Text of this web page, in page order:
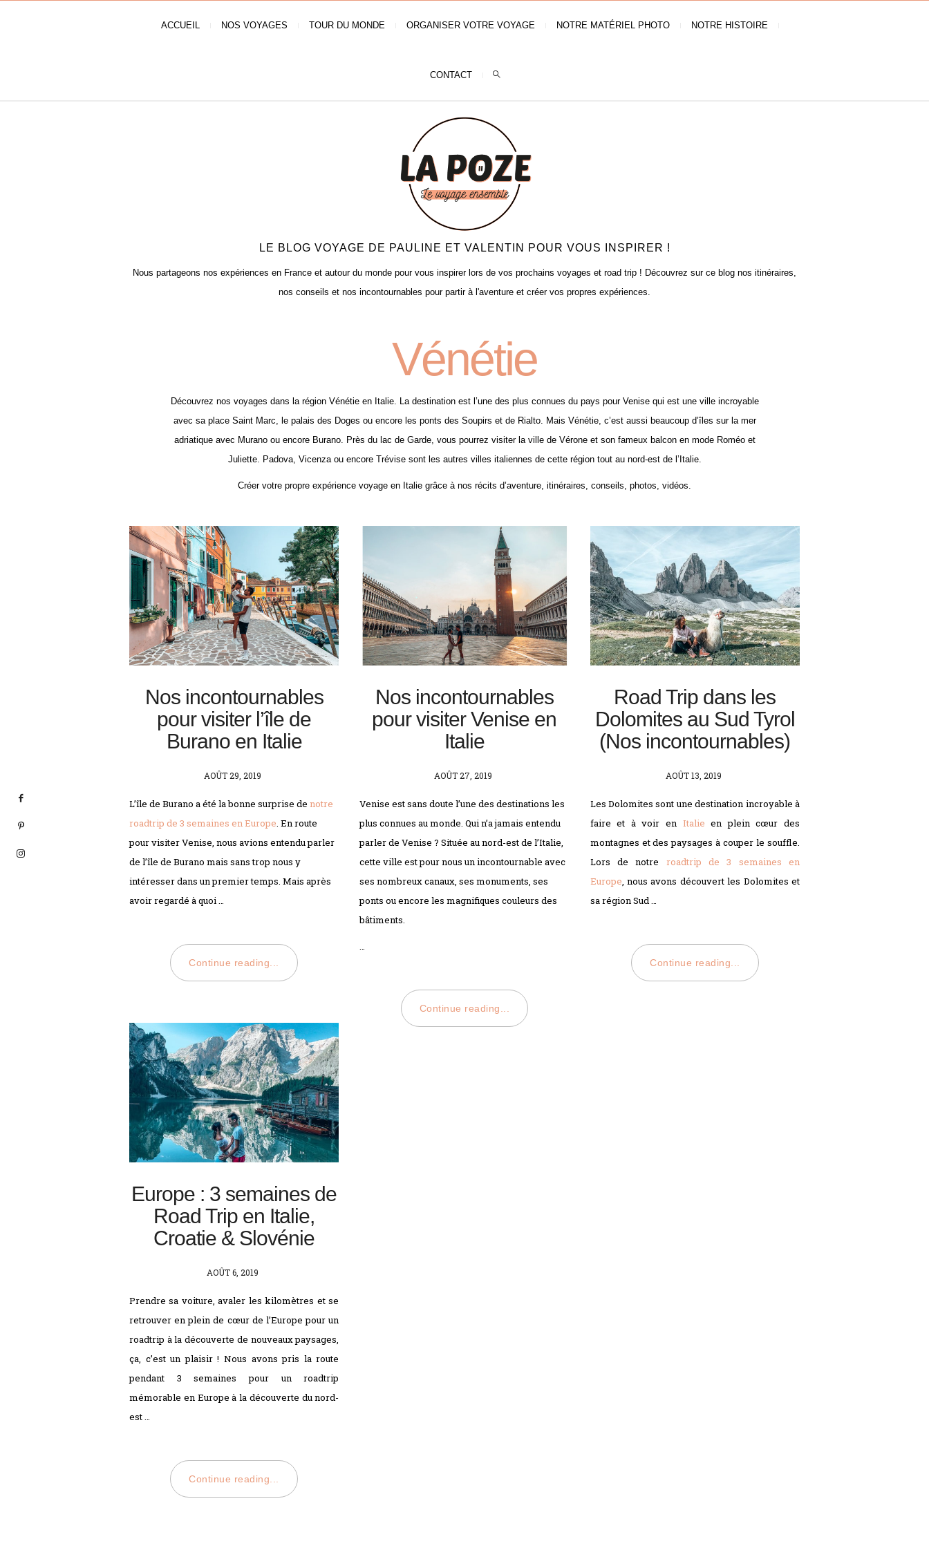
ACCUEIL NOS VOYAGES TOUR DU MONDE ORGANISER VOTRE VOYAGE NOTRE MATÉRIEL PHOTO NOTRE HISTOIRE
CONTACT
LE BLOG VOYAGE DE PAULINE ET VALENTIN POUR VOUS INSPIRER !
Nous partageons nos expériences en France et autour du monde pour vous inspirer lors de vos prochains voyages et road trip ! Découvrez sur ce blog nos itinéraires,
nos conseils et nos incontournables pour partir à l'aventure et créer vos propres expériences.
Vénétie
Découvrez nos voyages dans la région Vénétie en Italie. La destination est l’une des plus connues du pays pour Venise qui est une ville incroyable
avec sa place Saint Marc, le palais des Doges ou encore les ponts des Soupirs et de Rialto. Mais Vénétie, c’est aussi beaucoup d’îles sur la mer
adriatique avec Murano ou encore Burano. Près du lac de Garde, vous pourrez visiter la ville de Vérone et son fameux balcon en mode Roméo et
Juliette. Padova, Vicenza ou encore Trévise sont les autres villes italiennes de cette région tout au nord-est de l’Italie.
Créer votre propre expérience voyage en Italie grâce à nos récits d’aventure, itinéraires, conseils, photos, vidéos.
Nos incontournables
pour visiter l’île de
Burano en Italie
POSTED
AOÛT 29, 2019
L’île de Burano a été la bonne surprise de notre
roadtrip de 3 semaines en Europe. En route
pour visiter Venise, nous avions entendu parler
de l’île de Burano mais sans trop nous y
intéresser dans un premier temps. Mais après
avoir regardé à quoi …
Continue reading...
Nos incontournables
pour visiter Venise en
Italie
POSTED
AOÛT 27, 2019
Venise est sans doute l’une des destinations les
plus connues au monde. Qui n’a jamais entendu
parler de Venise ? Située au nord-est de l’Italie,
cette ville est pour nous un incontournable avec
ses nombreux canaux, ses monuments, ses
ponts ou encore les magnifiques couleurs des
bâtiments.
…
Continue reading...
Road Trip dans les
Dolomites au Sud Tyrol
(Nos incontournables)
POSTED
AOÛT 13, 2019
Les Dolomites sont une destination incroyable à
faire et à voir en Italie en plein cœur des
montagnes et des paysages à couper le souffle.
Lors de notre roadtrip de 3 semaines en
Europe, nous avons découvert les Dolomites et
sa région Sud …
Continue reading...
Europe : 3 semaines de
Road Trip en Italie,
Croatie & Slovénie
POSTED
AOÛT 6, 2019
Prendre sa voiture, avaler les kilomètres et se
retrouver en plein de cœur de l’Europe pour un
roadtrip à la découverte de nouveaux paysages,
ça, c’est un plaisir ! Nous avons pris la route
pendant 3 semaines pour un roadtrip
mémorable en Europe à la découverte du nord-
est …
Continue reading...